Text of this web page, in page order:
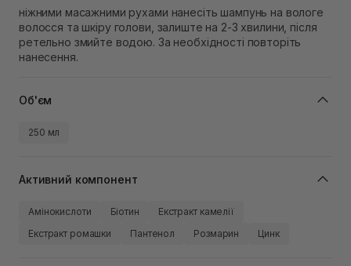
ніжними масажними рухами нанесіть шампунь на вологе
волосся та шкіру голови, залиште на 2-3 хвилини, після
ретельно змийте водою. За необхідності повторіть
нанесення.
Об'єм
250 мл
Активний компонент
Амінокислоти Біотин
Екстракт камелії
Екстракт ромашки
Пантенол Розмарин Цинк